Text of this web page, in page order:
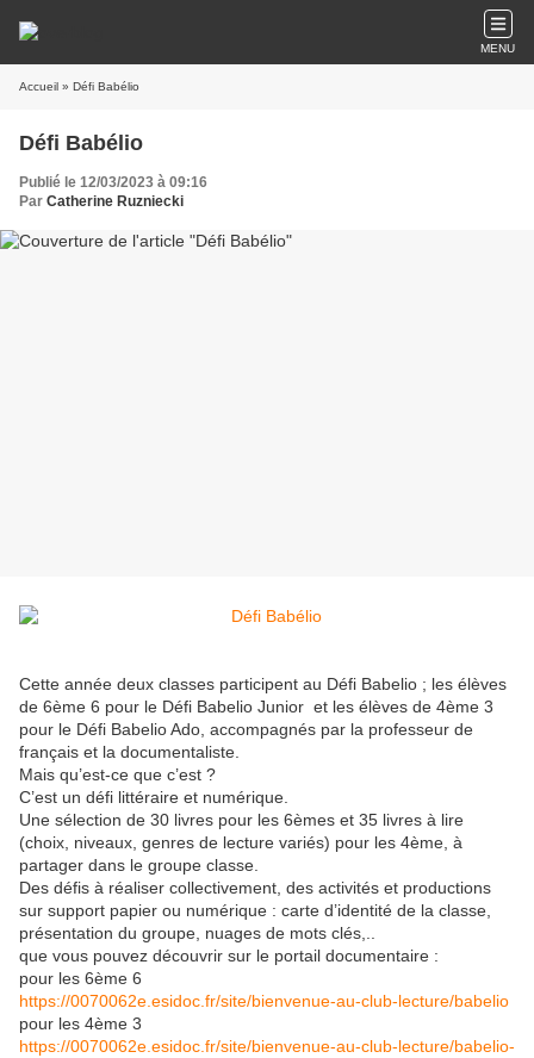
MENU
Accueil » Défi Babélio
Défi Babélio
Publié le 12/03/2023 à 09:16
Par Catherine Ruzniecki
Cette année deux classes participent au Défi Babelio ; les élèves
de 6ème 6 pour le Défi Babelio Junior et les élèves de 4ème 3
pour le Défi Babelio Ado, accompagnés par la professeur de
français et la documentaliste.
Mais qu’est-ce que c’est ?
C’est un défi littéraire et numérique.
Une sélection de 30 livres pour les 6èmes et 35 livres à lire
(choix, niveaux, genres de lecture variés) pour les 4ème, à
partager dans le groupe classe.
Des défis à réaliser collectivement, des activités et productions
sur support papier ou numérique : carte d’identité de la classe,
présentation du groupe, nuages de mots clés,..
que vous pouvez découvrir sur le portail documentaire :
pour les 6ème 6
https://0070062e.esidoc.fr/site/bienvenue-au-club-lecture/babelio
pour les 4ème 3
https://0070062e.esidoc.fr/site/bienvenue-au-club-lecture/babelio-